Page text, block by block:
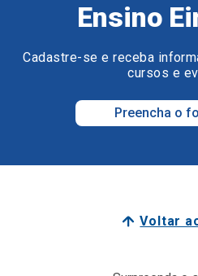
Ensino
Cadastre-se e receba
cursos e
Preencha o
Voltar